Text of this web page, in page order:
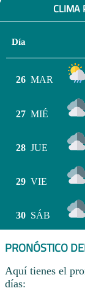
CLIMA
Día
26 MAR
27 MIÉ
28 JUE
29 VIE
30 SÁB
PRONÓSTICO
Aquí tienes el
días: